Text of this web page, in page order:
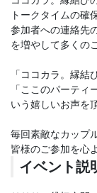
トークタイムの確保
参加者への連絡先
を増やして多くの
「ココカラ。縁結
「ここのパーテ
いう嬉しいお声を
毎回素敵なカップ
皆様のご参加を心
イベント説